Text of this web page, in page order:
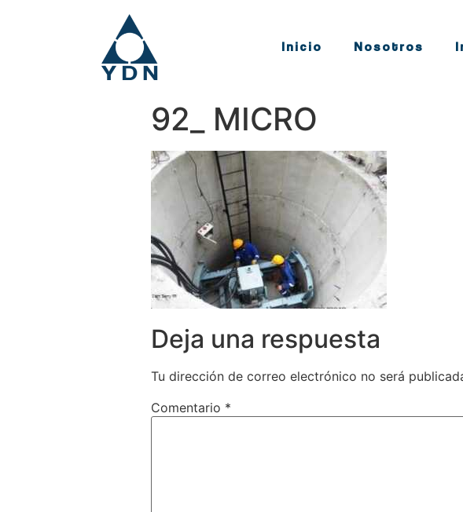
Inicio Nosotros
92_ MICRO
Deja una respuesta
Tu dirección de correo electrónico no será
Comentario *